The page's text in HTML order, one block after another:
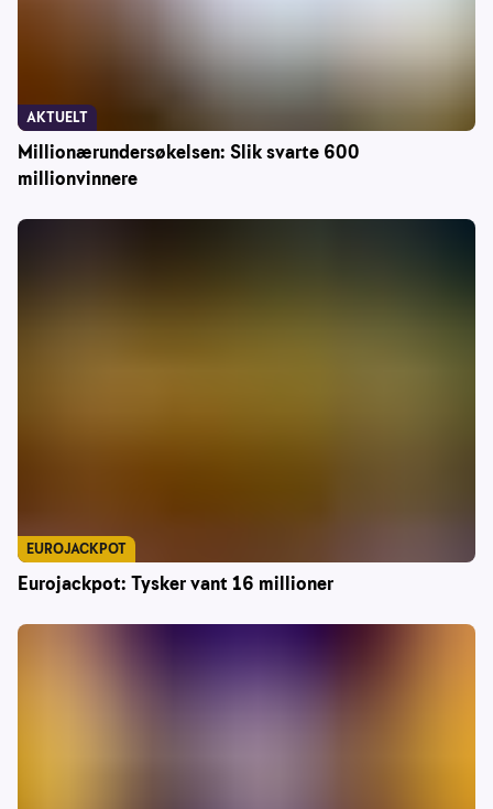
Millionærundersøkelsen: Slik svarte 600
millionvinnere
AKTUELT
Eurojackpot: Tysker vant 16 millioner
EUROJACKPOT